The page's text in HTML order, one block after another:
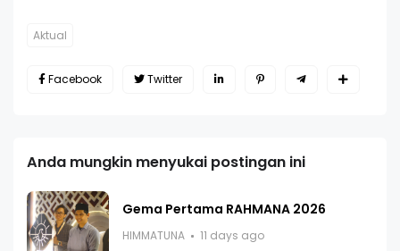
Aktual
Facebook Twitter
Anda mungkin menyukai postingan ini
Gema Pertama RAHMANA 2026
HIMMATUNA 11 days ago